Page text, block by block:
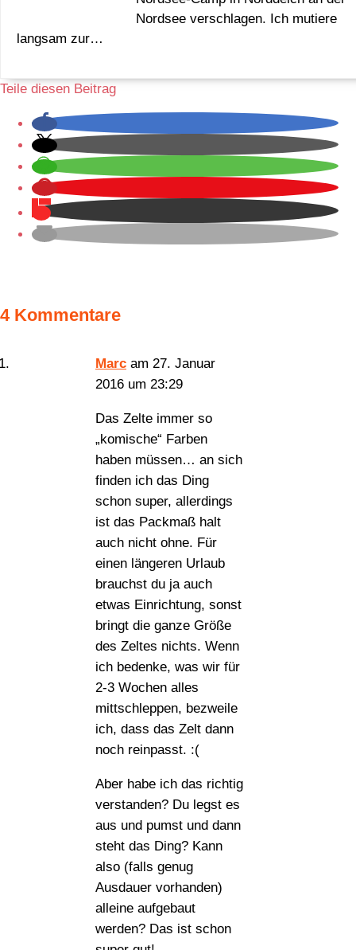
Nordsee verschlagen. Ich mutiere
langsam zur…
Teile diesen Beitrag
4 Kommentare
Marc am 27. Januar
2016 um 23:29
Das Zelte immer so
„komische“ Farben
haben müssen… an sich
finden ich das Ding
schon super, allerdings
ist das Packmaß halt
auch nicht ohne. Für
einen längeren Urlaub
brauchst du ja auch
etwas Einrichtung, sonst
bringt die ganze Größe
des Zeltes nichts. Wenn
ich bedenke, was wir für
2-3 Wochen alles
mittschleppen, bezweile
ich, dass das Zelt dann
noch reinpasst. :(
Aber habe ich das richtig
verstanden? Du legst es
aus und pumst und dann
steht das Ding? Kann
also (falls genug
Ausdauer vorhanden)
alleine aufgebaut
werden? Das ist schon